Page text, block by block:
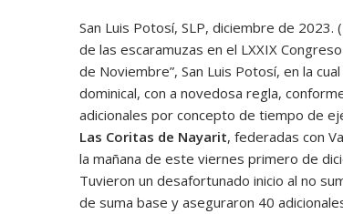
San Luis Potosí, SLP, diciembre de
de las escaramuzas en el LXXIX
de Noviembre”, San Luis Potosí, en la
dominical, con a novedosa regla,
adicionales por concepto de tiempo de
Las Coritas de Nayarit, federadas con
la mañana de este viernes primero de
Tuvieron un desafortunado inicio al no
de suma base y aseguraron 40